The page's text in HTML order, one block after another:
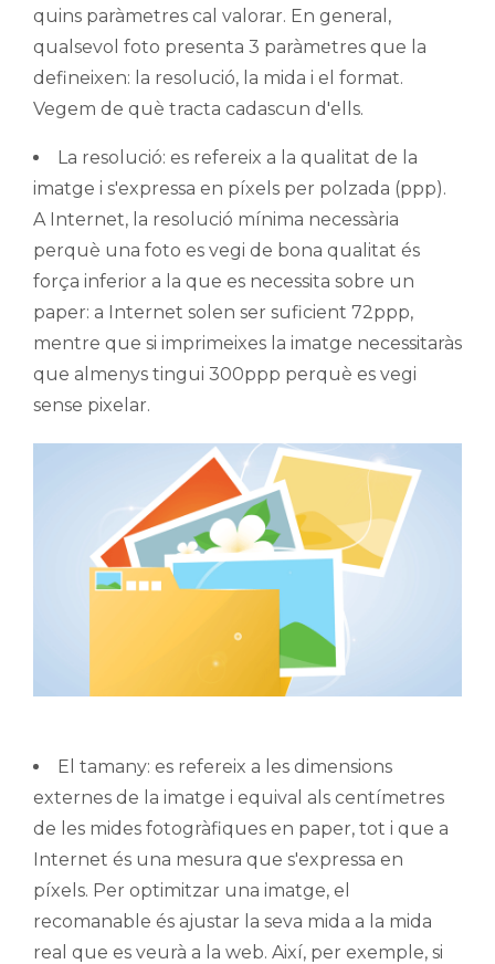
quins paràmetres cal valorar. En general,
qualsevol foto presenta 3 paràmetres que la
defineixen: la resolució, la mida i el format.
Vegem de què tracta cadascun d'ells.
La resolució: es refereix a la qualitat de la
imatge i s'expressa en píxels per polzada (ppp).
A Internet, la resolució mínima necessària
perquè una foto es vegi de bona qualitat és
força inferior a la que es necessita sobre un
paper: a Internet solen ser suficient 72ppp,
mentre que si imprimeixes la imatge necessitaràs
que almenys tingui 300ppp perquè es vegi
sense pixelar.
El tamany: es refereix a les dimensions
externes de la imatge i equival als centímetres
de les mides fotogràfiques en paper, tot i que a
Internet és una mesura que s'expressa en
píxels. Per optimitzar una imatge, el
recomanable és ajustar la seva mida a la mida
real que es veurà a la web. Així, per exemple, si